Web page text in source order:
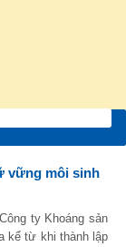
vững môi sinh
ty Khoáng sản
kể từ khi thành lập